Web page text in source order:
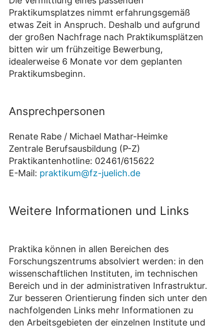
Praktikumsplatzes nimmt erfahrungsgemäß
etwas Zeit in Anspruch. Deshalb und aufgrund
der großen Nachfrage nach Praktikumsplätzen
bitten wir um frühzeitige Bewerbung,
idealerweise 6 Monate vor dem geplanten
Praktikumsbeginn.
Ansprechpersonen
Renate Rabe / Michael Mathar-Heimke
Zentrale Berufsausbildung (P-Z)
Praktikantenhotline: 02461/615622
E-Mail: praktikum@fz-juelich.de
Weitere Informationen und Links
Praktika können in allen Bereichen des
Forschungszentrums absolviert werden: in den
wissenschaftlichen Instituten, im technischen
Bereich und in der administrativen Infrastruktur.
Zur besseren Orientierung finden sich unter den
nachfolgenden Links mehr Informationen zu
den Arbeitsgebieten der einzelnen Institute und